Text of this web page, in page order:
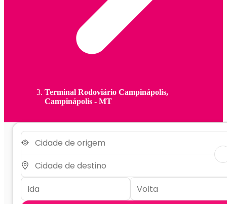
Terminal Rodoviário Campinápolis,
Campinápolis - MT